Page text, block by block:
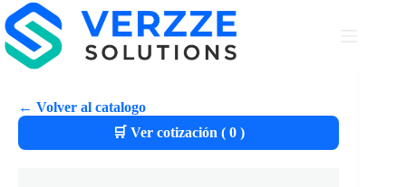
← Volver al catalogo
🛒 Ver cotización ( 0)